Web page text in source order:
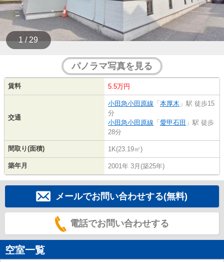
1 / 29
パノラマ写真を見る
賃料 5.5万円
交通
小田急小田原線 「 本厚木 」駅 徒歩15
分
小田急小田原線 「 愛甲石田 」駅 徒歩
28分
間取り(面積) 1K(23.19㎡)
築年月 2001年 3月(築25年)
メールでお問い合わせする(無料)
電話でお問い合わせする
空室一覧